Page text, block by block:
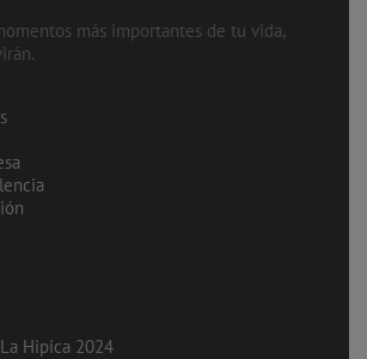
más importantes de tu vida,
Hipica 2024